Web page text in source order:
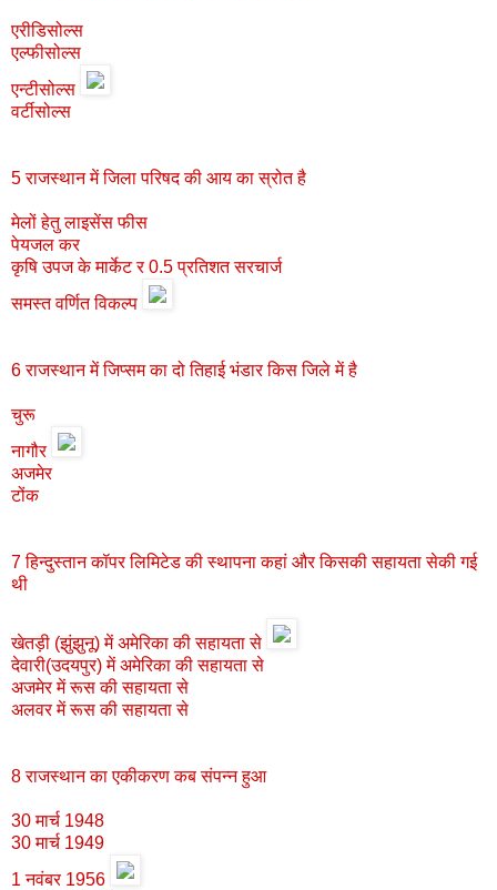
एरीडिसोल्स
एल्फीसोल्स
एन्टीसोल्स
वर्टीसोल्स
5 राजस्थान में जिला परिषद की आय का स्रोत है
मेलों हेतु लाइसेंस फीस
पेयजल कर
कृषि उपज के मार्केट र 0.5 प्रतिशत सरचार्ज
समस्त वर्णित विकल्प
6 राजस्थान में जिप्सम का दो तिहाई भंडार किस जिले में है
चुरू
नागौर
अजमेर
टोंक
7 हिन्दुस्तान कॉपर लिमिटेड की स्थापना कहां और किसकी सहायता सेकी गई
थी
खेतड़ी (झुंझुनू) में अमेरिका की सहायता से
देवारी(उदयपुर) में अमेरिका की सहायता से
अजमेर में रूस की सहायता से
अलवर में रूस की सहायता से
8 राजस्थान का एकीकरण कब संपन्न हुआ
30 मार्च 1948
30 मार्च 1949
1 नवंबर 1956